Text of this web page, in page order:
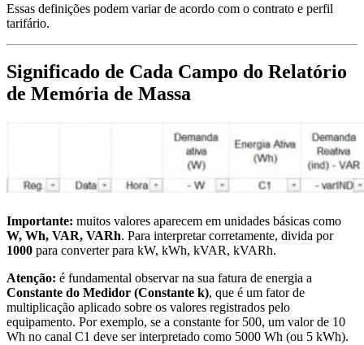
Essas definições podem variar de acordo com o contrato e perfil
tarifário.
Significado de Cada Campo do Relatório
de Memória de Massa
Importante: muitos valores aparecem em unidades básicas como
W, Wh, VAR, VARh. Para interpretar corretamente, divida por
1000 para converter para kW, kWh, kVAR, kVARh.
Atenção: é fundamental observar na sua fatura de energia a
Constante do Medidor (Constante k), que é um fator de
multiplicação aplicado sobre os valores registrados pelo
equipamento. Por exemplo, se a constante for 500, um valor de 10
Wh no canal C1 deve ser interpretado como 5000 Wh (ou 5 kWh).